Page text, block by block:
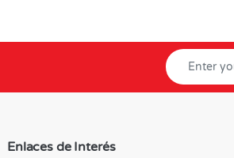
Enlaces de Interés